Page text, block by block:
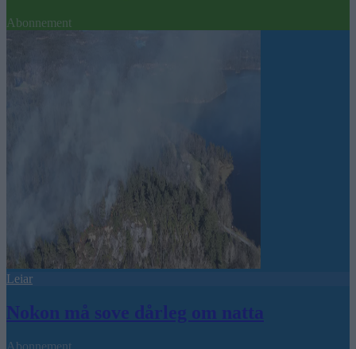
Abonnement
Leiar
Nokon må sove dårleg om natta
Abonnement